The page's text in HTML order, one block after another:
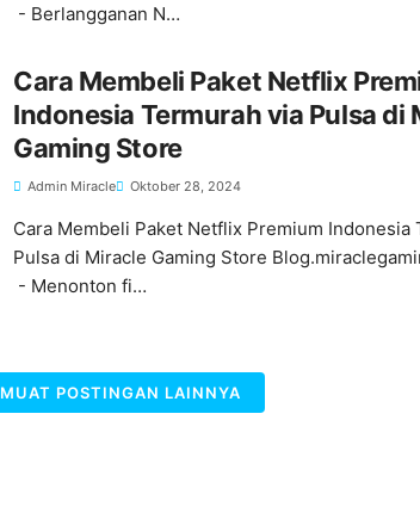
- Berlangganan N…
Cara Membeli Paket Netflix
Indonesia Termurah via Pulsa di
Gaming Store
Admin Miracle Oktober 28, 2024
Cara Membeli Paket Netflix Premium Indonesia
Pulsa di Miracle Gaming Store
- Menonton fi…
MUAT POSTINGAN LAINNYA